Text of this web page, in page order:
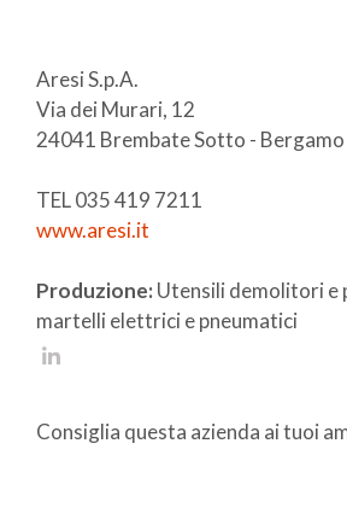
Aresi S.p.A.
Via dei Murari, 12
24041 Brembate Sotto - Bergamo
TEL 035 419 7211
www.aresi.it
Produzione: Utensili demolitori
martelli elettrici e pneumatici
Consiglia questa azienda ai tuoi